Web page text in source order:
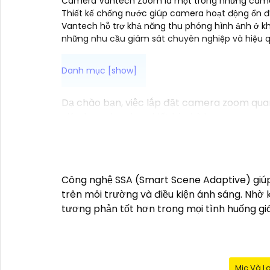
Thiết kế chống nước giúp camera hoạt động
Vantech hỗ trợ khả năng thu phóng hình ảnh ở
những nhu cầu giám sát chuyên nghiệp và hiệu
Dạ chào bạn, việc lắp đặt camera zoom
Xác định nhu cầu sử dụng: Bạn cần
Chọn chất lượng hình ảnh:
🎞4:Chọn hãng camera uy tín: Lựa chọn
✴️5:Tư vấn từ chuyên gia: Nếu cần, bạn
Thông tin và tư vấn trên đây có thể giúp
hãy cho mình biết để được tư vấn cụ thể
Công nghệ SSA (Smart Scene Adaptive)
trên môi trường và điều kiện ánh sáng. Nhờ
tương phản tốt hơn trong mọi tình huống